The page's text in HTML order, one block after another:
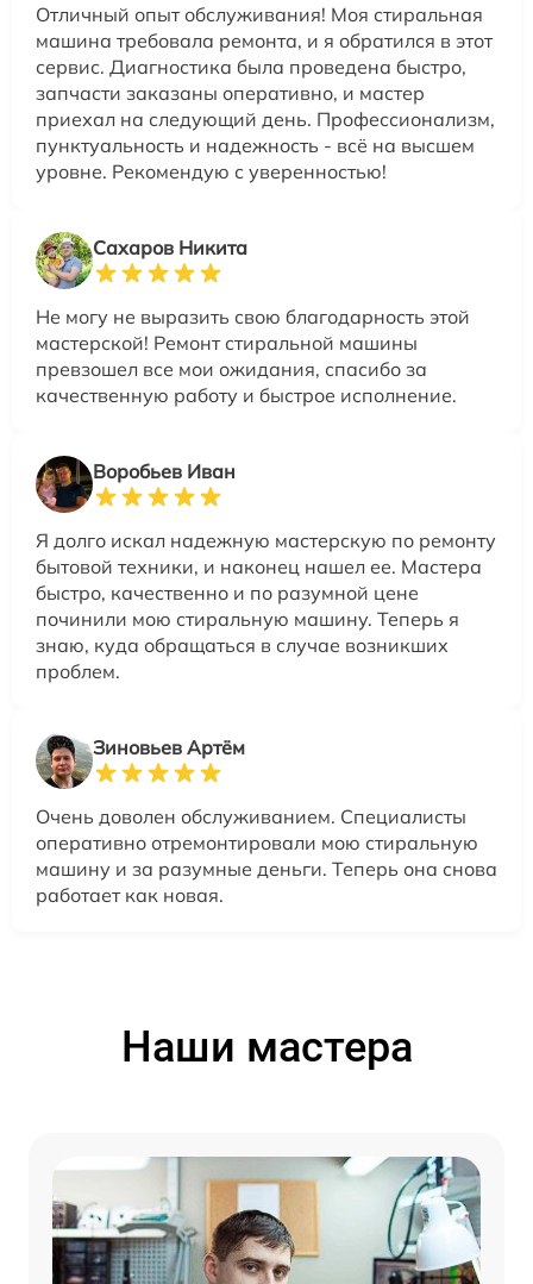
Отличный опыт обслуживания! Моя стиральная
машина требовала ремонта, и я обратился в этот
сервис. Диагностика была проведена быстро,
запчасти заказаны оперативно, и мастер
приехал на следующий день. Профессионализм,
пунктуальность и надежность - всё на высшем
уровне. Рекомендую с уверенностью!
Сахаров Никита
Не могу не выразить свою благодарность этой
мастерской! Ремонт стиральной машины
превзошел все мои ожидания, спасибо за
качественную работу и быстрое исполнение.
Воробьев Иван
Я долго искал надежную мастерскую по ремонту
бытовой техники, и наконец нашел ее. Мастера
быстро, качественно и по разумной цене
починили мою стиральную машину. Теперь я
знаю, куда обращаться в случае возникших
проблем.
Зиновьев Артём
Очень доволен обслуживанием. Специалисты
оперативно отремонтировали мою стиральную
машину и за разумные деньги. Теперь она снова
работает как новая.
Наши мастера